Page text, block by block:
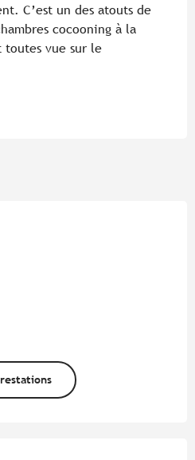
C’est un des atouts de
cocooning à la
vue sur le